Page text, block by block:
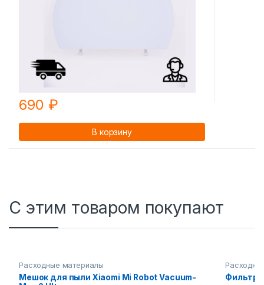
690 ₽
В корзину
С этим товаром покупают
Расходные материалы
Мешок для пыли Xiaomi Mi Robot Vacuum-
Фильтр